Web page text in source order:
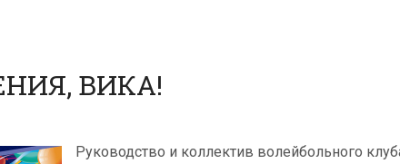
ВИКА!
Руководство и коллектив волейбольного